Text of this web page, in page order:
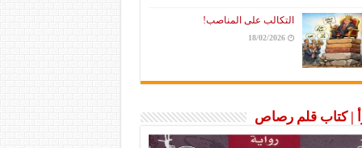
التكالب على المناصب!
18/02/2026
| كتاب قلم رصاص